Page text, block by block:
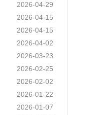
2026-04-29
2026-04-15
2026-04-15
2026-04-02
2026-03-23
2026-02-25
2026-02-02
2026-01-22
2026-01-07